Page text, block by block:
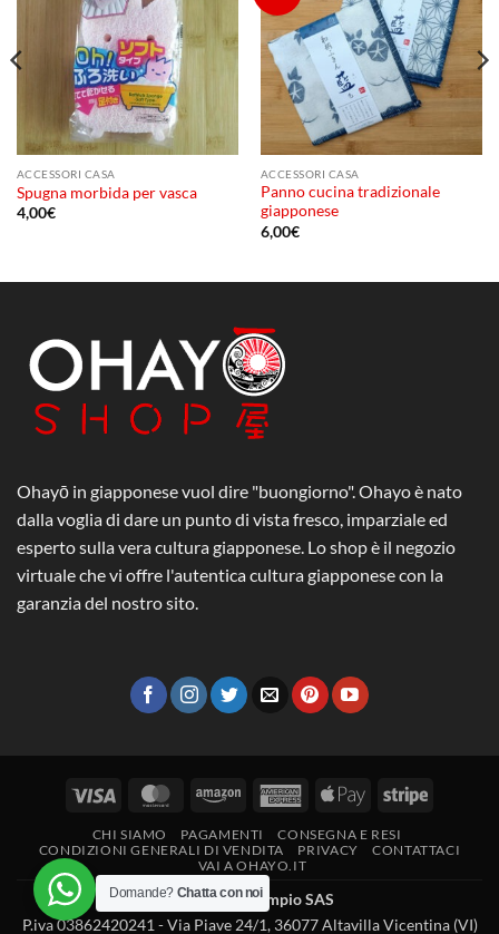
alla lista
desideri
ACCESSORI CASA
Spugna morbida per vasca
4,00€
alla lista
dei
desideri
ACCESSORI CASA
Panno cucina tradizionale
giapponese
6,00€
Ohayō in giapponese vuol dire "buongiorno". Ohayo è nato
dalla voglia di dare un punto di vista fresco, imparziale ed
esperto sulla vera cultura giapponese. Lo shop è il negozio
virtuale che vi offre l'autentica cultura giapponese con la
garanzia del nostro sito.
Visa MasterCardAmazon
AmericanApple
Stripe
CHI SIAMO PAGAMENTI
CONSEGNA E RESI
CONDIZIONI GENERALI DI VENDITA
PRIVACY
CONTATTACI
VAI A OHAYO.IT
2026 ©Peresempio SAS
P.iva 03862420241 - Via Piave 24/1, 36077 Altavilla Vicentina (VI)
Domande? Chatta con noi